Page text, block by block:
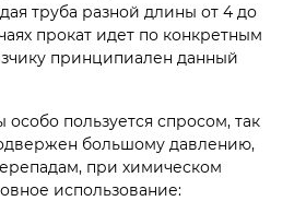
труба разной длины от 4 до
прокат идет по конкретным
принципиален данный
пользуется спросом, так
большому давлению,
при химическом
использование: